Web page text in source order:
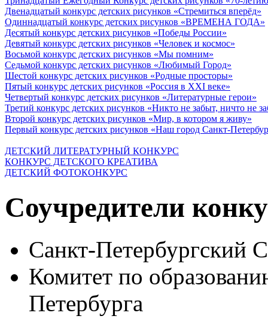
Двенадцатый конкурс детских рисунков «Стремиться вперёд»
Одиннадцатый конкурс детских рисунков «ВРЕМЕНА ГОДА»
Десятый конкурс детских рисунков «Победы России»
Девятый конкурс детских рисунков «Человек и космос»
Восьмой конкурс детских рисунков «Мы помним»
Седьмой конкурс детских рисунков «Любимый Город»
Шестой конкурс детских рисунков «Родные просторы»
Пятый конкурс детских рисунков «Россия в XXI веке»
Четвертый конкурс детских рисунков «Литературные герои»
Третий конкурс детских рисунков «Никто не забыт, ничто не
Второй конкурс детских рисунков «Мир, в котором я живу»
Первый конкурс детских рисунков «Наш город Санкт-
ДЕТСКИЙ ЛИТЕРАТУРНЫЙ КОНКУРС
КОНКУРС ДЕТСКОГО КРЕАТИВА
ДЕТСКИЙ ФОТОКОНКУРС
Соучредители
Санкт-Петербургский
Комитет по
Петербурга